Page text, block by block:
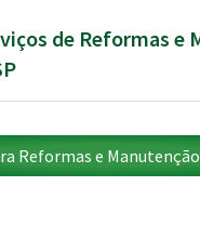
de Reformas e
Reformas e